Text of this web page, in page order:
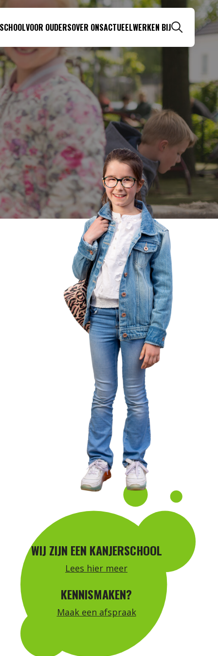
VOOR OUDERSOVER ONSACTUEELWERKEN BIJ
Zoeken
WIJ ZIJN EEN KANJERSCHOOL
Lees hier meer
KENNISMAKEN?
Maak een afspraak